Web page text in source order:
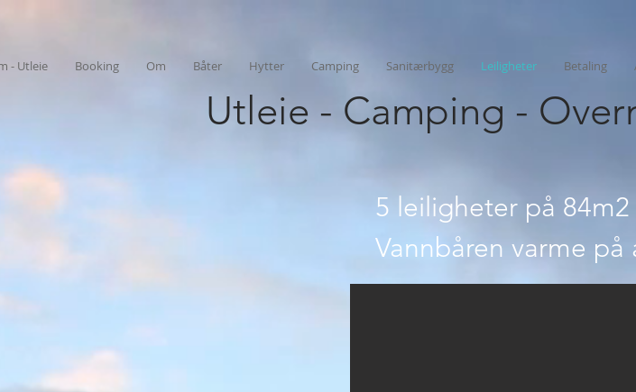
- Utleie Booking Om Båter Hytter Camping Sanitærbygg Leiligheter Betaling
Utleie - Camping -
5 leiligheter på
Vannbåren varme på